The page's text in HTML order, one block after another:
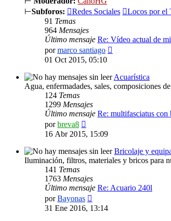
⊢Subforos: Redes Sociales
Locos por el
91 Temas
964 Mensajes
Último mensaje Re: Vídeo actual de
pormarco santiago
01 Oct 2015, 05:10
Acuarística
Agua, enfermadades, sales, composiciones
124 Temas
1299 Mensajes
Último mensaje Re: multifasciatus
porbreva8
último
mensaje
16 Abr 2015, 15:09
Bricolaje y
Iluminación, filtros, materiales y bricos para
141 Temas
1763 Mensajes
Último mensaje Re: Acuario 240l
porBayonas
último
31 Ene 2016, 13:14